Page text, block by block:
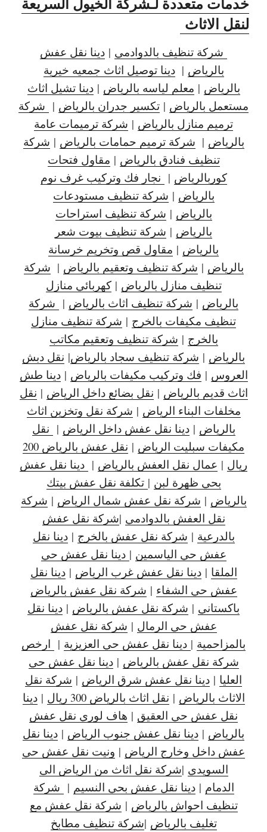
لنقل الاثاث
شركة تنظيف بالدوادمي | دينا نقل عفش
بالرياض |دينا توصيل اثاث جمعيه خيرية
بالرياض | معلم لياسه بالرياض |دينا تشيل اثاث
مستعمل بالرياض | تكسير جدران بالرياض | شركة
ترميم منازل بالرياض | شركة ترميمات عامة
بالرياض | شركة ترميم حمامات بالرياض | شركة
تنظيف فنادق بالرياض | مقاول فتحات
كوربالرياض | نجار فك وتركيب غرف نوم
بالرياض | شركة تنظيف مستودعات
بالرياض | شركة تنظيف استراحات
بالرياض | شركة تنظيف بيوت شعر
بالرياض | مقاول قص وتخريم خرسانة
بالرياض | شركة تنظيف وتعقيم بالرياض | شركة
تنظيف منازل بالرياض |كهربائي منازل
بالرياض | شركة تنظيف اثاث بالرياض | شركة
تنظيف مكيفات بالخرج | شركة تنظيف منازل
بالخرج | شركة تنظيف وتعقيم مكاتب
بالرياض | شركة تنظيف سجاد بالرياض| نقل دبش
العروس | فك وتركيب مكيفات بالرياض |دينا طش
اثاث قديم بالرياض | نقل بضائع داخل الرياض | نقل
مخلفات البناء الرياض | شركة نقل وتخزين اثاث
بالرياض |دينا نقل عفش داخل الرياض | نقل
مكيفات سبليت الرياض |
نقل عفش بالرياض 200
ريال | عمال نقل العفش بالرياض | دينا نقل عفش
بحي ظهرة لبن | تكلفة نقل عفش بيتك
بالرياض | شركة نقل عفش شمال الرياض | شركة
نقل العفش بالدوادمي |شركة نقل عفش
بالدرعية | شركة نقل عفش بالخرج |دينا نقل
عفش حي الياسمين | دينا نقل عفش حي
الملقا |دينا نقل عفش غرب الرياض |دينا نقل
عفش حي الشفاء | شركة نقل عفش بالرياض
باكستاني | شركة نقل عفش بالرياض | دينا نقل
عفش حي الرمال | شركة نقل عفش
بالمزاحمية | دينا نقل عفش حي العزيزية | ارخص
شركة نقل عفش بالرياض |دينا نقل عفش حي
العليا | دينا نقل عفش شرق الرياض | شركة نقل
الاثاث بالرياض | نقل اثاث بالرياض 300 ريال |دينا
نقل عفش حي العقيق | هاف لوري نقل عفش
بالرياض | دينا نقل عفش جنوب الرياض | دينا نقل
عفش داخل وخارج الرياض | ونيت نقل عفش حي
السويدي |شركة نقل اثاث من الرياض الى
الدمام |دينا نقل عفش بحي النسيم | شركة
تنظيف احواش بالرياض | شركة نقل عفش مع
تغليف بالرياض |شركة تنظيف مطابخ